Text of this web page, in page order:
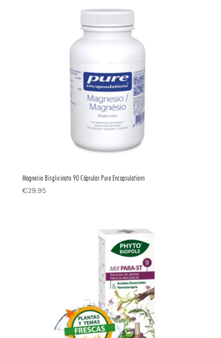
Magnesio Bisglicinato 90 Cápsulas Pure Encapsulations
€29,95